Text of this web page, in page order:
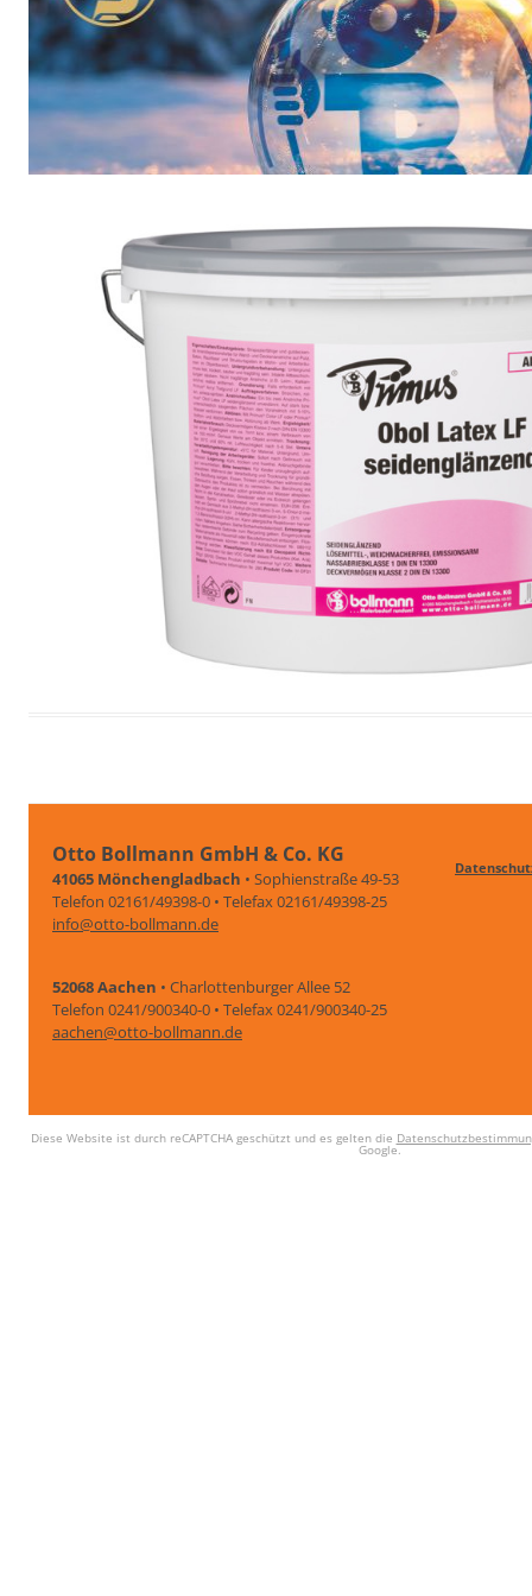
Otto Bollmann GmbH & Co. KG
41065 Mönchengladbach • Sophienstraße 49-53
Telefon 02161/49398-0 • Telefax 02161/49398-25
info@otto-bollmann.de
52068 Aachen • Charlottenburger Allee 52
Telefon 0241/900340-0 • Telefax 0241/900340-25
aachen@otto-bollmann.de
Diese Website ist durch reCAPTCHA geschützt und es gelten die
Google.